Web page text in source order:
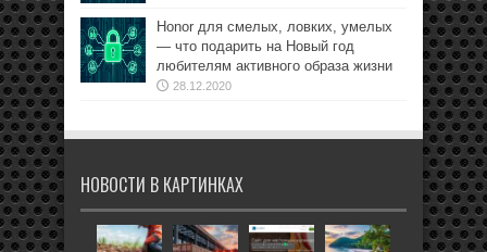
Honor для смелых, ловких, умелых
— что подарить на Новый год
любителям активного образа жизни
28.12.2020
НОВОСТИ В КАРТИНКАХ